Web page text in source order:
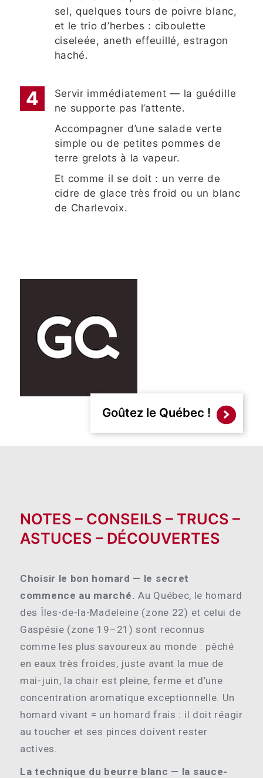
sel, quelques tours de poivre blanc,
et le trio d’herbes : ciboulette
ciseleée, aneth effeuillé, estragon
haché.
Servir immédiatement — la guédille
ne supporte pas l’attente.
Accompagner d’une salade verte
simple ou de petites pommes de
terre grelots à la vapeur.
Et comme il se doit : un verre de
cidre de glace très froid ou un blanc
de Charlevoix.
Goûtez le Québec !
NOTES – CONSEILS – TRUCS –
ASTUCES – DÉCOUVERTES
Choisir le bon homard — le secret
commence au marché. Au Québec, le homard
des Îles-de-la-Madeleine (zone 22) et celui de
Gaspésie (zone 19–21) sont reconnus
comme les plus savoureux au monde : pêché
en eaux très froides, juste avant la mue de
mai-juin, la chair est pleine, ferme et d’une
concentration aromatique exceptionnelle. Un
homard vivant = un homard frais : il doit réagir
au toucher et ses pinces doivent rester
actives.
La technique du beurre blanc — la sauce-